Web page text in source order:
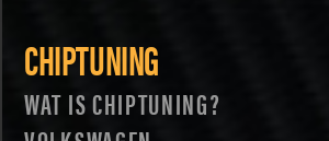
CHIPTUNING
WAT IS CHIPTUNING?